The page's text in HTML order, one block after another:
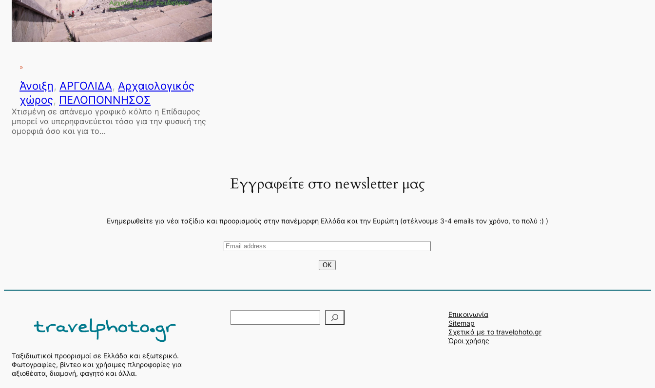
»
Άνοιξη, ΑΡΓΟΛΙΔΑ, Αρχαιολογικός
χώρος, ΠΕΛΟΠΟΝΝΗΣΟΣ
Χτισμένη σε απάνεμο γραφικό κόλπο η Επίδαυρος
μπορεί να υπερηφανεύεται τόσο για την φυσική της
ομορφιά όσο και για το…
Εγγραφείτε στο newsletter μας
Ενημερωθείτε για νέα ταξίδια και προορισμούς στην πανέμορφη Ελλάδα και την Ευρώπη (στέλνουμε 3-4 emails τον χρόνο, το πολύ :) )
Ταξιδιωτικοί προορισμοί σε Ελλάδα και εξωτερικό.
Φωτογραφίες, βίντεο και χρήσιμες πληροφορίες για
αξιοθέατα, διαμονή, φαγητό και άλλα.
Επικοινωνία
Sitemap
Σχετικά με το travelphoto.gr
Όροι χρήσης